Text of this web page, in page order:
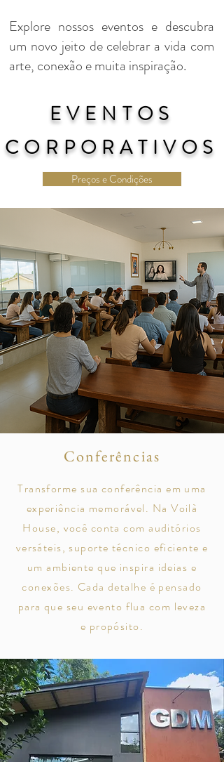
Explore nossos eventos e descubra
um novo jeito de celebrar a vida com
arte, conexão e muita inspiração.
EVENTOS
CORPORATIVOS
Preços e Condições
Conferências
Transforme sua conferência em uma
experiência memorável. Na Voilà
House, você conta com auditórios
versáteis, suporte técnico eficiente e
um ambiente que inspira ideias e
conexões. Cada detalhe é pensado
para que seu evento flua com leveza
e propósito.